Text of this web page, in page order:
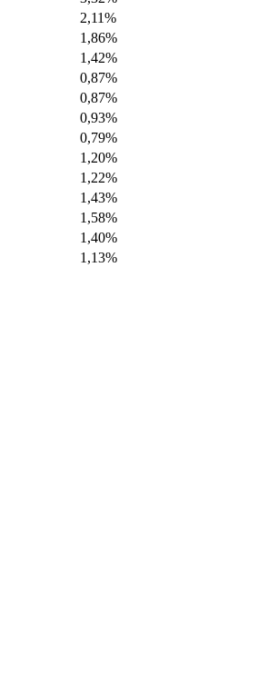
2,11%
1,86%
1,42%
0,87%
0,87%
0,93%
0,79%
1,20%
1,22%
1,43%
1,58%
1,40%
1,13%